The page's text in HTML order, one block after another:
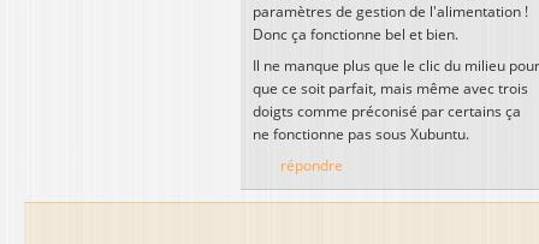
paramètres de gestion de l'alimentation !
Donc ça fonctionne bel et bien.
Il ne manque plus que le clic du milieu pour
que ce soit parfait, mais même avec trois
doigts comme préconisé par certains ça
ne fonctionne pas sous Xubuntu.
répondre